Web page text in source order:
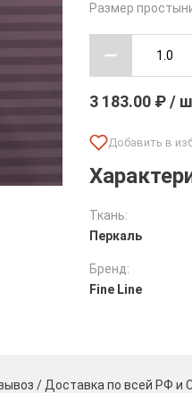
Размер
3 183.00 ₽ /
Ткань:
Перкаль
Бренд:
Fine Line
/ Доставка по всей РФ и